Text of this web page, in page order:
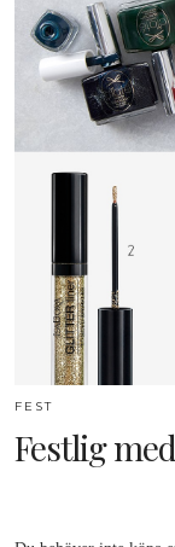
FEST
Festlig